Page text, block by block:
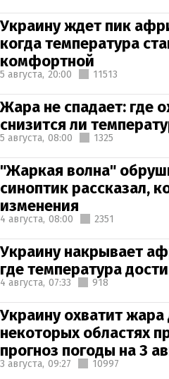
Украину ждет пик
когда температура
комфортной
5 августа, 20:00 11513
Жара не спадает: где
снизится ли
5 августа, 08:00 1325
"Жаркая волна"
синоптик рассказал,
изменения
4 августа, 08:00 2351
Украину накрывает
где температура
4 августа, 07:33 918
Украину охватит жара
некоторых областях
прогноз погоды на 3
3 августа, 09:27 10997